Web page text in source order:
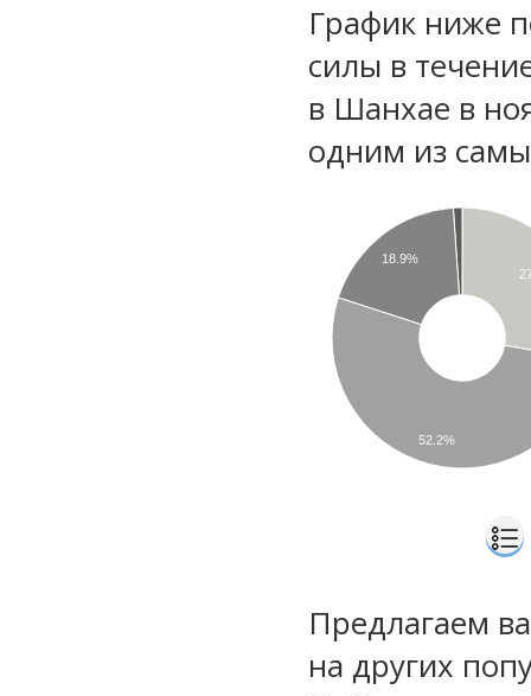
График ниже
силы в
в Шанхае в
одним из
18.9%
52.2%
Предлагаем
на других